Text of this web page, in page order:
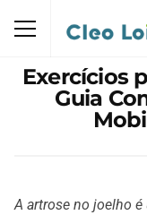
Exercícios
Guia
A artrose no joelho